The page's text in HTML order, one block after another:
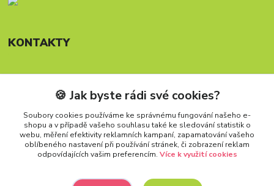
KONTAKTY
Telefon: +420 777 288 882
Provozní doba Po-Pá, 8-15:30 hod.
info@carforkids.cz
🍪 Jak byste rádi své cookies?
Soubory cookies používáme ke správnému fungování našeho e-
shopu a v případě vašeho souhlasu také ke sledování statistik o
webu, měření efektivity reklamních kampaní, zapamatování vašeho
oblíbeného nastavení při používání stránek, či zobrazení reklam
odpovídajících vašim preferencím. Více k využití cookies